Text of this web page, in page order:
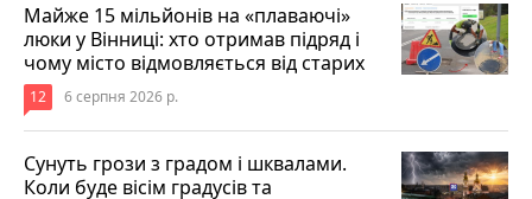
Майже 15 мільйонів на «плаваючі»
люки у Вінниці: хто отримав підряд і
чому місто відмовляється від старих
12 6 серпня 2026 р.
Сунуть грози з градом і шквалами.
Коли буде вісім градусів та